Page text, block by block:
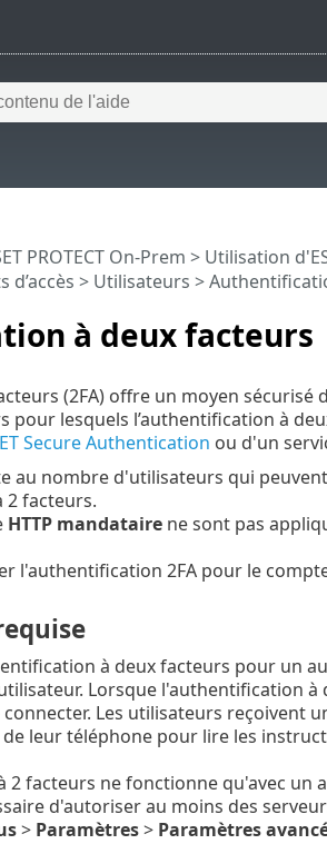
à deux facteurs
PROTECT On-Prem > Utilisation
d’accès > Utilisateurs >
(2FA) offre un moyen sécurisé
pour lesquels l’authentification à
Secure Authentication ou d'un
au nombre d'utilisateurs qui peuvent
facteurs.
HTTP mandatairene sont pas
l'authentification 2FA pour le
à deux facteurs pour un
Lorsque l'authentification
Les utilisateurs reçoivent
leur téléphone pour lire les
2 facteurs ne fonctionne qu'avec un
d'autoriser au moins des
> Paramètres> Paramètres